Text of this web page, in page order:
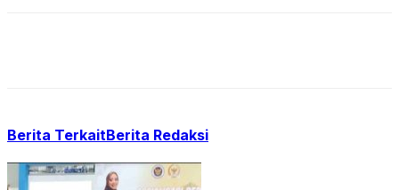
Berita TerkaitBerita Redaksi